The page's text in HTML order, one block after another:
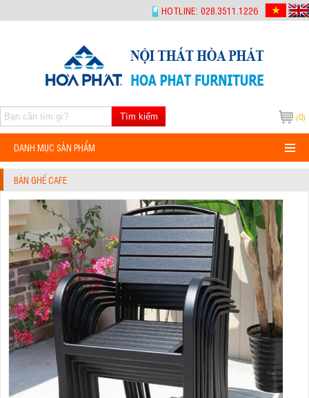
HOTLINE: 028.3511.1226
(0)
Tìm kiếm
DANH MỤC SẢN PHẨM
BÀN GHẾ CAFE